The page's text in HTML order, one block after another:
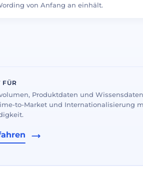
von Anfang an einhält.
FÜR
Produktdaten und
to-Market und Internationalisierung